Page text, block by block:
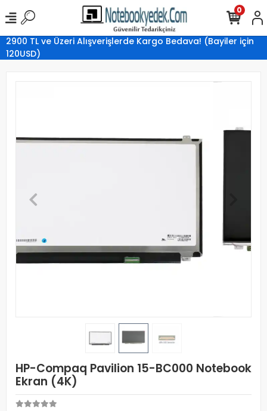
2900 TL ve Üzeri Alışverişlerde Kargo Bedava! (Bayiler için
120USD)
0
HP-Compaq Pavilion 15-BC000 Notebook
Ekran (4K)